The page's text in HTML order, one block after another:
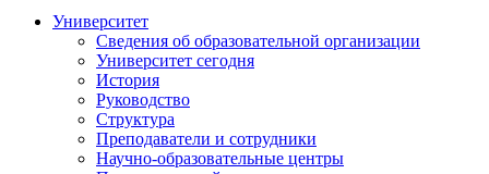
Университет
Сведения об образовательной организации
Университет сегодня
История
Руководство
Структура
Преподаватели и сотрудники
Научно-образовательные центры